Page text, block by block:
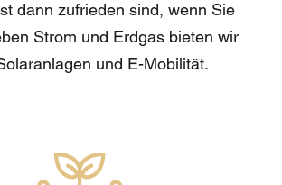
dann zufrieden sind, wenn Sie
Strom und Erdgas bieten wir
und E-Mobilität.